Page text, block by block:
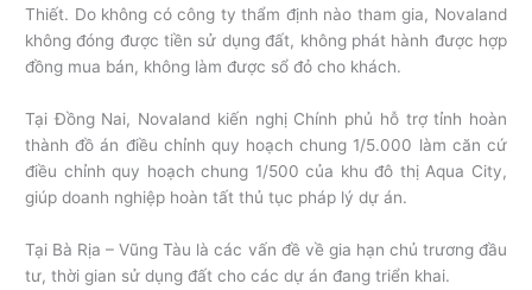
Thiết. Do không có công ty thẩm định nào tham gia, Novaland
không đóng được tiền sử dụng đất, không phát hành được hợp
đồng mua bán, không làm được sổ đỏ cho khách.
Tại Đồng Nai, Novaland kiến nghị Chính phủ hỗ trợ tỉnh hoàn
thành đồ án điều chỉnh quy hoạch chung 1/5.000 làm căn cứ
điều chỉnh quy hoạch chung 1/500 của khu đô thị Aqua City,
giúp doanh nghiệp hoàn tất thủ tục pháp lý dự án.
Tại Bà Rịa – Vũng Tàu là các vấn đề về gia hạn chủ trương đầu
tư, thời gian sử dụng đất cho các dự án đang triển khai.